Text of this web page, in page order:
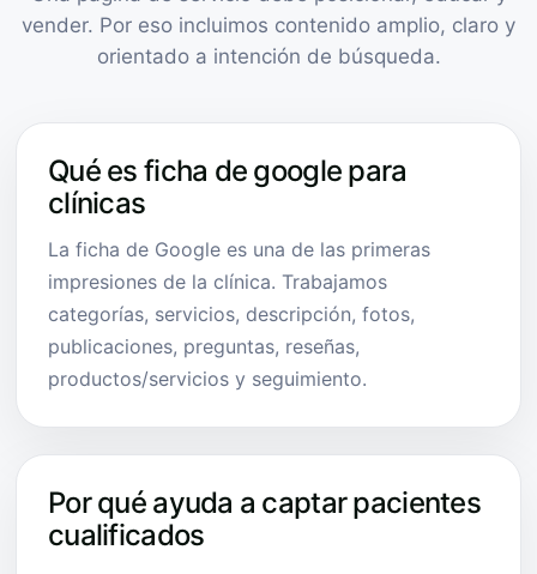
vender. Por eso incluimos contenido amplio, claro y
orientado a intención de búsqueda.
Qué es ficha de google para
clínicas
La ficha de Google es una de las primeras
impresiones de la clínica. Trabajamos
categorías, servicios, descripción, fotos,
publicaciones, preguntas, reseñas,
productos/servicios y seguimiento.
Por qué ayuda a captar pacientes
cualificados